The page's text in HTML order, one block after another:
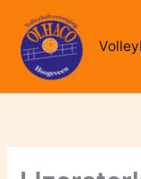
naar
inhoud